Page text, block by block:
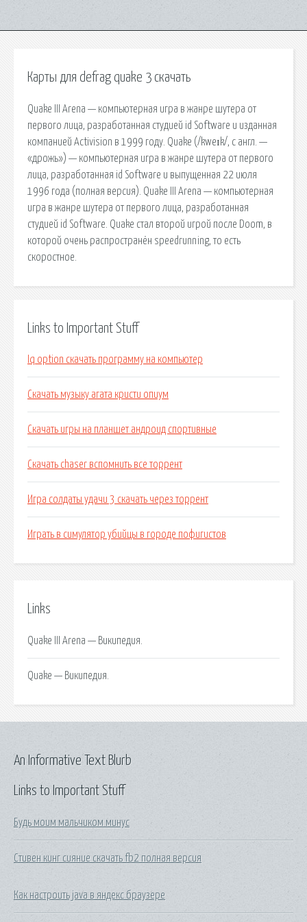
Карты для defrag quake 3 скачать
Quake III Arena — компьютерная игра в жанре шутера от
первого лица, разработанная студией id Software и изданная
компанией Activision в 1999 году. Quake (/kweɪk/, с англ. —
«дрожь») — компьютерная игра в жанре шутера от первого
лица, разработанная id Software и выпущенная 22 июля
1996 года (полная версия). Quake III Arena — компьютерная
игра в жанре шутера от первого лица, разработанная
студией id Software. Quake стал второй игрой после Doom, в
которой очень распространён speedrunning, то есть
скоростное.
Links to Important Stuff
Iq option скачать программу на компьютер
Скачать музыку агата кристи опиум
Скачать игры на планшет андроид спортивные
Скачать chaser вспомнить все торрент
Игра солдаты удачи 3 скачать через торрент
Играть в симулятор убийцы в городе пофигистов
Links
Quake III Arena — Википедия.
Quake — Википедия.
Links to Important Stuff
Будь моим мальчиком минус
Стивен кинг сияние скачать fb2 полная версия
Как настроить java в яндекс браузере
An Informative Text Blurb